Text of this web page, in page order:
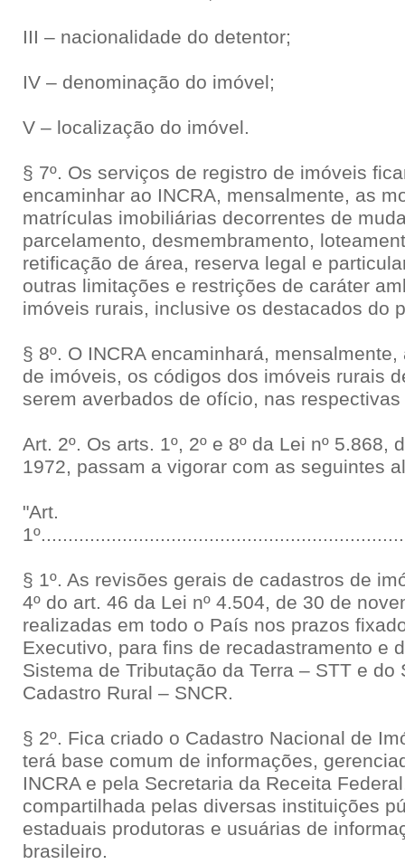
III – nacionalidade do detentor;
IV – denominação do imóvel;
V – localização do imóvel.
§ 7º. Os serviços de registro de imóveis
encaminhar ao INCRA, mensalmente, as
matrículas imobiliárias decorrentes de
parcelamento, desmembramento,
retificação de área, reserva legal e
outras limitações e restrições de caráter
imóveis rurais, inclusive os destacados do
§ 8º. O INCRA encaminhará,
de imóveis, os códigos dos imóveis rurais
serem averbados de ofício, nas respectivas
Art. 2º. Os arts. 1º, 2º e 8º da Lei nº 5.868,
1972, passam a vigorar com as seguintes
"Art.
§ 1º. As revisões gerais de cadastros de
4º do art. 46 da Lei nº 4.504, de 30 de
realizadas em todo o País nos prazos
Executivo, para fins de recadastramento e
Sistema de Tributação da Terra – STT e do
Cadastro Rural – SNCR.
§ 2º. Fica criado o Cadastro Nacional de
terá base comum de informações,
INCRA e pela Secretaria da Receita
compartilhada pelas diversas instituições
estaduais produtoras e usuárias de
brasileiro.